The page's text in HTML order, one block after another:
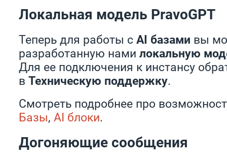
Локальная модель PravoGPT
Теперь для работы с AI базами вы
разработанную нами локальную
Для ее подключения к инстансу
в Техническую поддержку.
Смотреть подробнее про
Базы, AI блоки.
Догоняющие сообщения